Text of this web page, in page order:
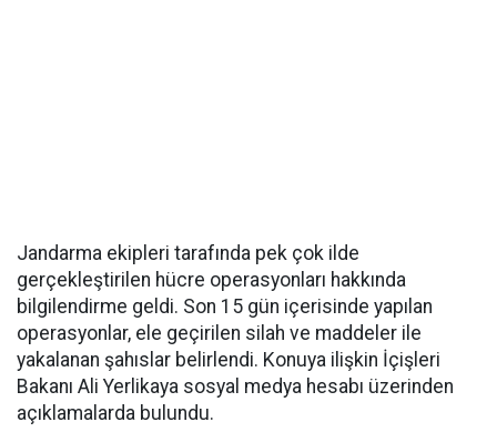
Jandarma ekipleri tarafında pek çok ilde
gerçekleştirilen hücre operasyonları hakkında
bilgilendirme geldi. Son 15 gün içerisinde yapılan
operasyonlar, ele geçirilen silah ve maddeler ile
yakalanan şahıslar belirlendi. Konuya ilişkin İçişleri
Bakanı Ali Yerlikaya sosyal medya hesabı üzerinden
açıklamalarda bulundu.